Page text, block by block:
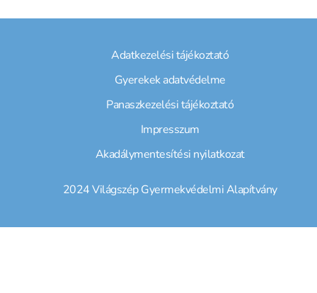
2024 Világszép Gyermekvédelmi Alapítvány
Adatkezelési tájékoztató
Gyerekek adatvédelme
Panaszkezelési tájékoztató
Impresszum
Akadálymentesítési nyilatkozat